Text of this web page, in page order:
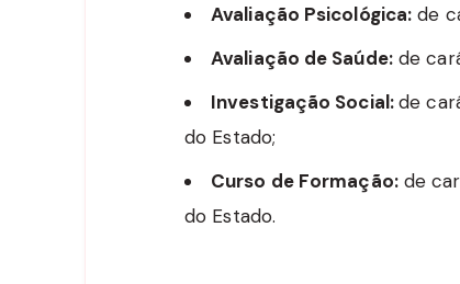
Avaliação Psicológica: de
Avaliação de Saúde:de
Investigação Social:de
do Estado;
Curso de Formação:de
do Estado.